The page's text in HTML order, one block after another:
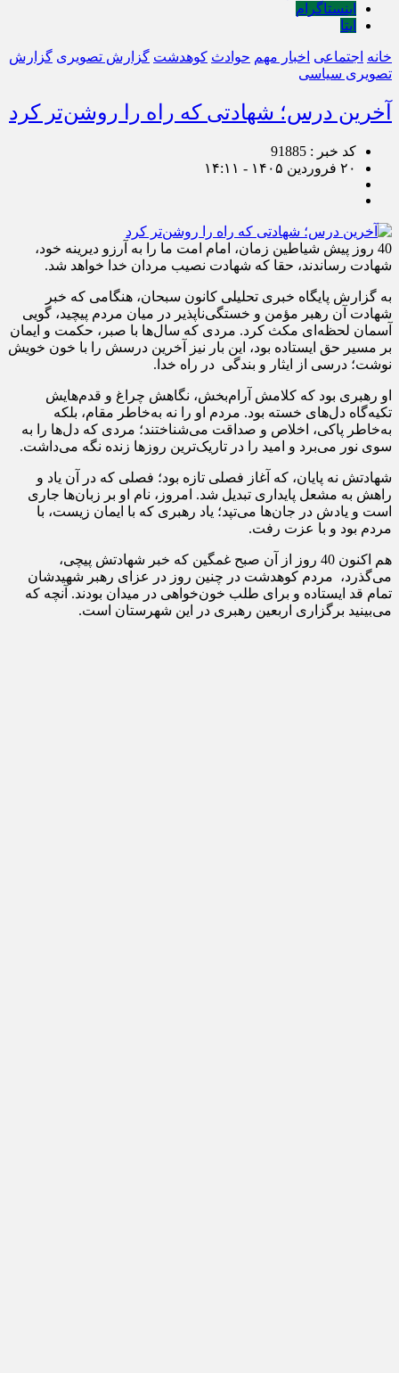
اینستاگرام
ایتا
خانه اجتماعی اخبار مهم حوادث کوهدشت گزارش تصویری گزارش
تصویری سیاسی
آخرین درس؛ شهادتی که راه را روشن‌تر کرد
کد خبر : 91885
۲۰ فروردین ۱۴۰۵ - ۱۴:۱۱
40 روز پیش شیاطین زمان، امام امت ما را به آرزو دیرینه خود،
شهادت رساندند، حقا که شهادت نصیب مردان خدا خواهد شد.
به گزارش پایگاه خبری تحلیلی کانون سبحان، هنگامی که خبر
شهادت آن رهبر مؤمن و خستگی‌ناپذیر در میان مردم پیچید، گویی
آسمان لحظه‌ای مکث کرد. مردی که سال‌ها با صبر، حکمت و ایمان
بر مسیر حق ایستاده بود، این بار نیز آخرین درسش را با خون خویش
نوشت؛ درسی از ایثار و بندگی در راه خدا.
او رهبری بود که کلامش آرام‌بخش، نگاهش چراغ و قدم‌هایش
تکیه‌گاه دل‌های خسته بود. مردم او را نه به‌خاطر مقام، بلکه
به‌خاطر پاکی، اخلاص و صداقت می‌شناختند؛ مردی که دل‌ها را به
سوی نور می‌برد و امید را در تاریک‌ترین روزها زنده نگه می‌داشت.
شهادتش نه پایان، که آغاز فصلی تازه بود؛ فصلی که در آن یاد و
راهش به مشعل پایداری تبدیل شد. امروز، نام او بر زبان‌ها جاری
است و یادش در جان‌ها می‌تپد؛ یاد رهبری که با ایمان زیست، با
مردم بود و با عزت رفت.
هم اکنون 40 روز از آن صبح غمگین که خبر شهادتش پیچی،
می‌گذرد، مردم کوهدشت در چنین روز در عزای رهبر شهیدشان
تمام قد ایستاده و برای طلب خون‌خواهی در میدان بودند. آنچه که
می‌بینید برگزاری اربعین رهبری در این شهرستان است.